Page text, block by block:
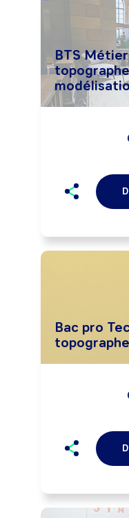
BTS
Bac pro
topographe